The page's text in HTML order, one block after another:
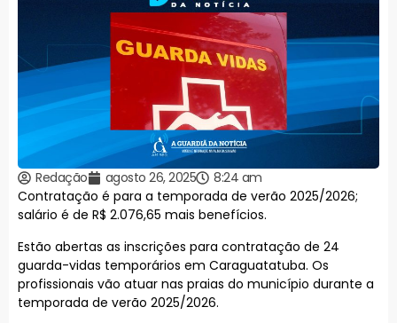
Redação agosto 26, 2025
8:24 am
Contratação é para a temporada de verão 2025/2026;
salário é de R$ 2.076,65 mais benefícios.
Estão abertas as inscrições para contratação de 24
guarda-vidas temporários em Caraguatatuba. Os
profissionais vão atuar nas praias do município durante a
temporada de verão 2025/2026.